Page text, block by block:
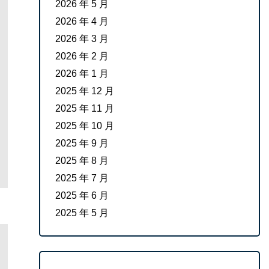
2026 年 5 月
2026 年 4 月
2026 年 3 月
2026 年 2 月
2026 年 1 月
2025 年 12 月
2025 年 11 月
2025 年 10 月
2025 年 9 月
2025 年 8 月
2025 年 7 月
2025 年 6 月
2025 年 5 月